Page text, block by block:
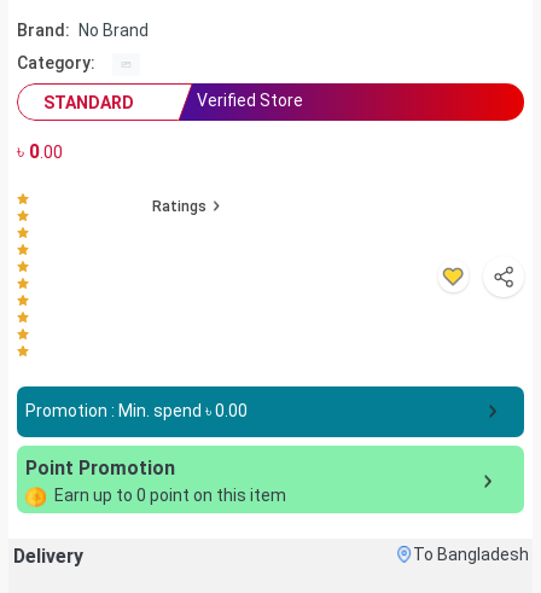
Brand:
No Brand
Category:
STANDARD
Verified Store
৳ 0.00
Ratings
Promotion : Min. spend ৳0.00
Point Promotion
Earn up to 0 point on this item
Delivery To Bangladesh